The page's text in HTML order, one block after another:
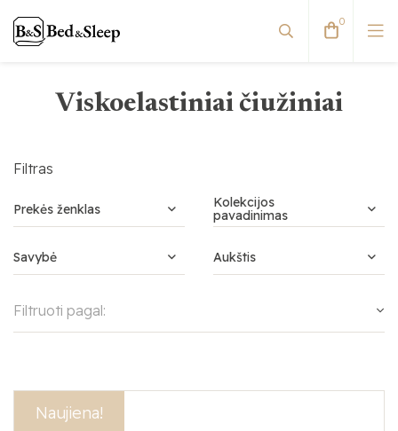
Viskoelastiniai čiužiniai
0
Viskoelastiniai čiužiniai
Filtras
Prekės ženklas
Kolekcijos
pavadinimas
Savybė Aukštis
Filtruoti pagal:
Akcija!
Naujiena!